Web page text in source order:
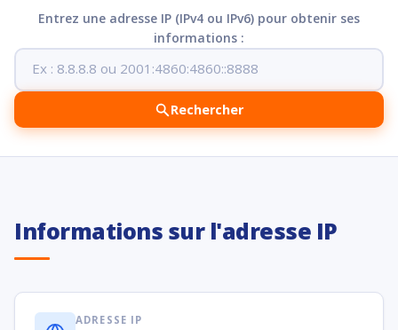
Entrez une adresse IP (IPv4 ou IPv6) pour obtenir ses
informations :
Rechercher
Informations sur l'adresse IP
ADRESSE IP